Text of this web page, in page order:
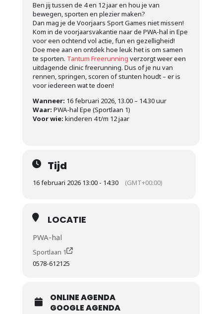
Ben jij tussen de 4 en 12 jaar en hou je van
bewegen, sporten en plezier maken?
Dan mag je de Voorjaars Sport Games niet missen!
Kom in de voorjaarsvakantie naar de PWA-hal in Epe
voor een ochtend vol actie, fun en gezelligheid!
Doe mee aan en ontdek hoe leuk het is om samen
te sporten. Tantum Freerunning verzorgt weer een
uitdagende clinic freerunning. Dus of je nu van
rennen, springen, scoren of stunten houdt – er is
voor iedereen wat te doen!
Wanneer: 16 februari 2026, 13.00 – 14.30 uur
Waar: PWA-hal Epe (Sportlaan 1)
Voor wie: kinderen 4 t/m 12 jaar
Tijd
16 februari 2026 13:00 - 14:30 (GMT+00:00)
LOCATIE
PWA-hal
Sportlaan 1
0578-612125
ONLINE AGENDA
GOOGLE AGENDA